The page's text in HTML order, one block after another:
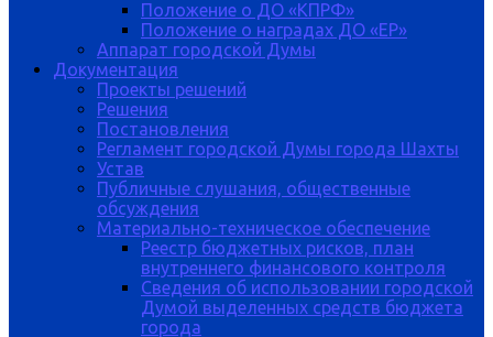
Положение о ДО «КПРФ»
Положение о наградах ДО «ЕР»
Аппарат городской Думы
Документация
Проекты решений
Решения
Постановления
Регламент городской Думы города Шахты
Устав
Публичные слушания, общественные
обсуждения
Материально-техническое обеспечение
Реестр бюджетных рисков, план
внутреннего финансового контроля
Сведения об использовании городской
Думой выделенных средств бюджета
города